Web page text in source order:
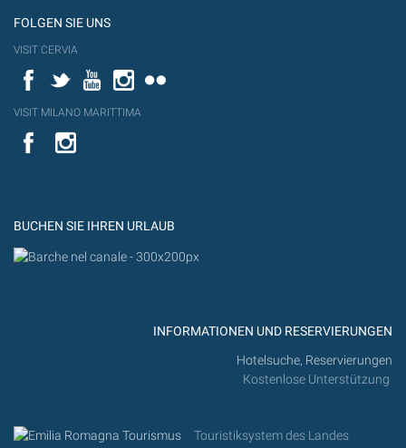
FOLGEN SIE UNS
VISIT CERVIA
FacebookTwitterYouTubeInstagram
VISIT MILANO MARITTIMA
YouTube
BUCHEN SIE IHREN URLAUB
INFORMATIONEN UND RESERVIERUNGEN
Hotelsuche, Reservierungen
Kostenlose Unterstützung
Touristiksystem des Landes